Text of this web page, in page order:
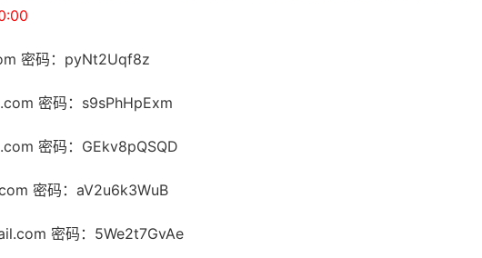
密码：pyNt2Uqf8z
密码：s9sPhHpExm
密码：GEkv8pQSQD
密码：aV2u6k3WuB
密码：5We2t7GvAe